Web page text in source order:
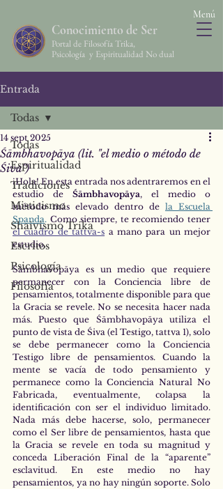
Conocimiento de Ser
Portal de Filosofía Trika,
Psicología y Espiritualidad No dual
Menú
Entrada
Todas
Espiritualidad
Tradiciones
Misticismo
Shaivismo Trika
Escritos
Psicología
Filosofía
Todas
Śāmbhavopāya (lit. "el medio o método de
Śiva")
14 sept 2025
¡Hola! En esta entrada nos adentraremos en el
estudio de Śāmbhavopāya, el medio o
método más elevado dentro de la Escuela
Spanda.
el cuadro de tattva-s a mano para un mejor
estudio.
Śāmbhavopāya es un medio que requiere
permanecer con la Conciencia libre de
pensamientos, totalmente disponible para que
la Gracia se revele. No se necesita hacer nada
más. Puesto que Śāmbhavopāya utiliza el
punto de vista de Śiva (el Testigo, tattva 1), solo
se debe permanecer como la Conciencia
Testigo libre de pensamientos. Cuando la
mente se vacía de todo pensamiento y
permanece como la Conciencia Natural No
Fabricada, eventualmente, colapsa la
identificación con ser el individuo limitado.
Nada más debe hacerse, solo, permanecer
como el Ser libre de pensamientos, hasta que
la Gracia se revele en toda su magnitud y
conceda Liberación Final de la “aparente”
esclavitud. En este medio no hay
pensamientos, ya no hay ningún soporte. Solo